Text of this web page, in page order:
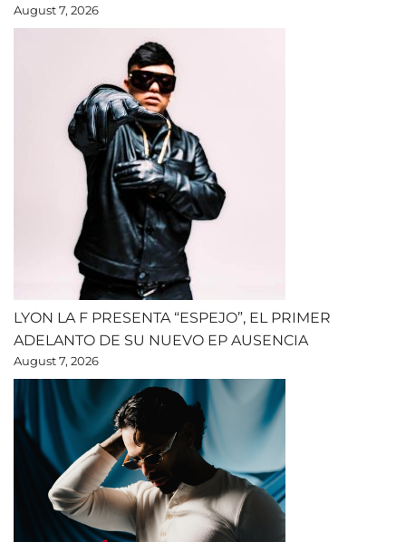
August 7, 2026
LYON LA F PRESENTA “ESPEJO”, EL PRIMER
ADELANTO DE SU NUEVO EP AUSENCIA
August 7, 2026